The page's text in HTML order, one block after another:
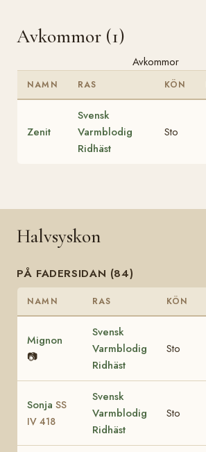
Avkommor (1)
Avkommor
NAMN RAS KÖN
Zenit
Svensk
Varmblodig
Ridhäst
Sto
Halvsyskon
PÅ FADERSIDAN (84)
NAMN RAS KÖN
Mignon
📷
Svensk
Varmblodig
Ridhäst
Sto
Sonja SS
IV 418
Svensk
Varmblodig
Ridhäst
Sto